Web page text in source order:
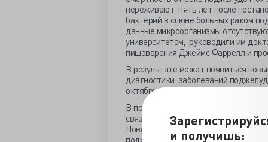
и получишь:
переживают пять лет после
бактерий в слюне больных раком
данные микроорганизмы
университетом, руководили им
пищеварения Джеймс Фаррелл и
В результате может появиться
диагностики заболеваний
октябрьском издании журнала Gut.
В предыдущем исследовании
связь между воспалением десен и
Новое исследование
поджелудочной железы и